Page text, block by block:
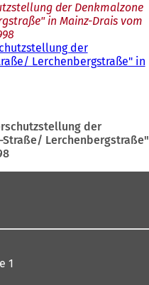
der Denkmalzone
in Mainz-Drais vom
der
Lerchenbergstraße" in
der
Lerchenbergstraße"
1